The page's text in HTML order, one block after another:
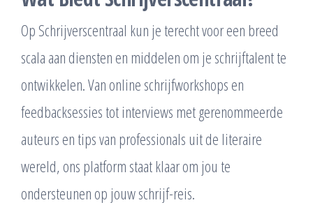
Op Schrijverscentraal kun je terecht voor een breed
scala aan diensten en middelen om je schrijftalent te
ontwikkelen. Van online schrijfworkshops en
feedbacksessies tot interviews met gerenommeerde
auteurs en tips van professionals uit de literaire
wereld, ons platform staat klaar om jou te
ondersteunen op jouw schrijf-reis.